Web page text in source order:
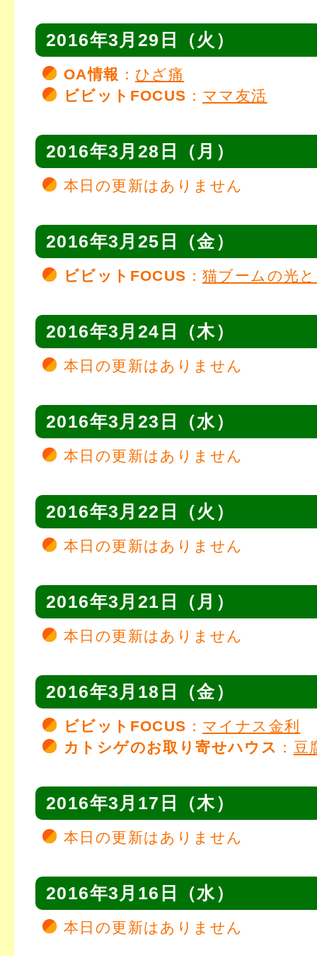
2016年3月29日（火）
OA情報 ： ひざ痛
ビビットFOCUS ： ママ友活
2016年3月28日（月）
本日の更新はありません
2016年3月25日（金）
ビビットFOCUS ：猫ブームの光
2016年3月24日（木）
本日の更新はありません
2016年3月23日（水）
本日の更新はありません
2016年3月22日（火）
本日の更新はありません
2016年3月21日（月）
本日の更新はありません
2016年3月18日（金）
ビビットFOCUS ： マイナス金利
カトシゲのお取り寄せハウス ： 豆
2016年3月17日（木）
本日の更新はありません
2016年3月16日（水）
本日の更新はありません